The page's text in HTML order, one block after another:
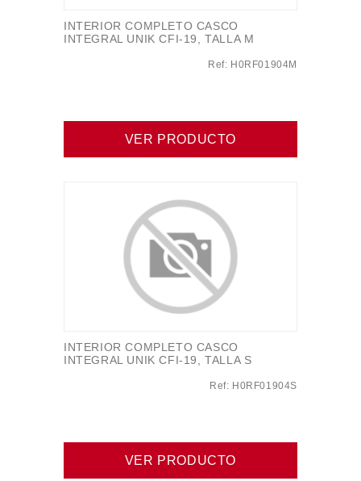
INTERIOR COMPLETO CASCO
INTEGRAL UNIK CFI-19, TALLA M
Ref: H0RF01904M
VER PRODUCTO
INTERIOR COMPLETO CASCO
INTEGRAL UNIK CFI-19, TALLA S
Ref: H0RF01904S
VER PRODUCTO